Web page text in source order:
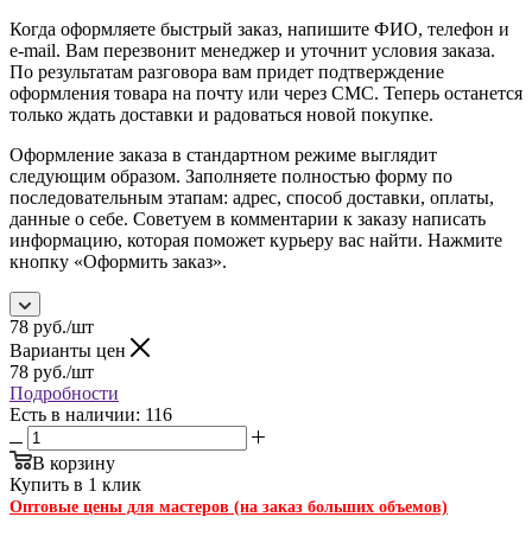
Когда оформляете быстрый заказ, напишите ФИО, телефон и
e-mail. Вам перезвонит менеджер и уточнит условия заказа.
По результатам разговора вам придет подтверждение
оформления товара на почту или через СМС. Теперь останется
только ждать доставки и радоваться новой покупке.
Оформление заказа в стандартном режиме выглядит
следующим образом. Заполняете полностью форму по
последовательным этапам: адрес, способ доставки, оплаты,
данные о себе. Советуем в комментарии к заказу написать
информацию, которая поможет курьеру вас найти. Нажмите
кнопку «Оформить заказ».
78 руб./шт
Варианты цен
78 руб./шт
Подробности
Есть в наличии: 116
В корзину
Купить в 1 клик
Оптовые цены для мастеров (на заказ больших объемов)